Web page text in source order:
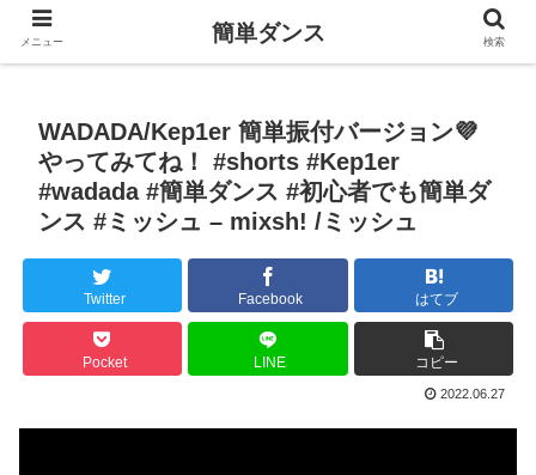
WADADA/Kep1er 簡単振付バージョン💜
やってみてね！ #shorts #Kep1er
#wadada #簡単ダンス #初心者でも簡単ダ
ンス #ミッシュ – mixsh! /ミッシュ
Twitter Facebook はてブ
Pocket LINE コピー
2022.06.27
メニュー 簡単ダンス 検索